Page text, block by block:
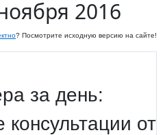
2016
? Посмотрите исходную версию на сайте!
за день:
от